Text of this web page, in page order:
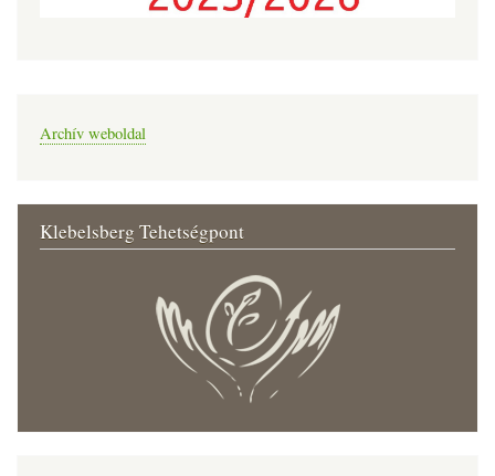
Archív weboldal
Klebelsberg Tehetségpont